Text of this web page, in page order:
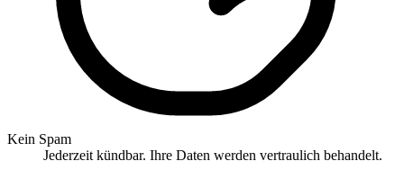
Kein Spam
Jederzeit kündbar. Ihre Daten werden vertraulich behandelt.